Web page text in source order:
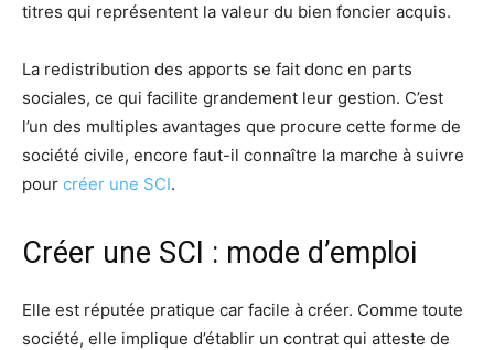
titres qui représentent la valeur du bien foncier acquis.
La redistribution des apports se fait donc en parts
sociales, ce qui facilite grandement leur gestion. C’est
l’un des multiples avantages que procure cette forme de
société civile, encore faut-il connaître la marche à suivre
pour créer une SCI.
Créer une SCI : mode d’emploi
Elle est réputée pratique car facile à créer. Comme toute
société, elle implique d’établir un contrat qui atteste de